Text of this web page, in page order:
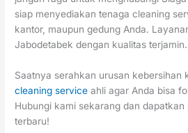
siap menyediakan tenaga cleaning
kantor, maupun gedung Anda.
Jabodetabek dengan kualitas terjamin.
Saatnya serahkan urusan kebersihan
cleaning service ahli agar Anda bisa
Hubungi kami sekarang dan
terbaru!